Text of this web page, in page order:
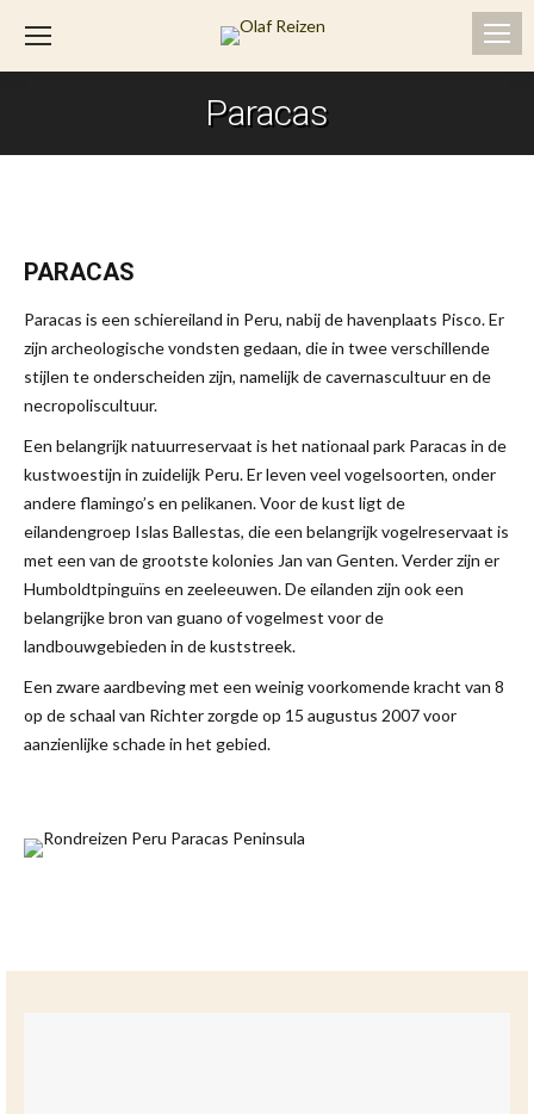
Paracas
Je bent hier:
PARACAS
Paracas is een schiereiland in Peru, nabij de havenplaats Pisco. Er
zijn archeologische vondsten gedaan, die in twee verschillende
stijlen te onderscheiden zijn, namelijk de cavernascultuur en de
necropoliscultuur.
Een belangrijk natuurreservaat is het nationaal park Paracas in de
kustwoestijn in zuidelijk Peru. Er leven veel vogelsoorten, onder
andere flamingo’s en pelikanen. Voor de kust ligt de
eilandengroep Islas Ballestas, die een belangrijk vogelreservaat is
met een van de grootste kolonies Jan van Genten. Verder zijn er
Humboldtpinguïns en zeeleeuwen. De eilanden zijn ook een
belangrijke bron van guano of vogelmest voor de
landbouwgebieden in de kuststreek.
Een zware aardbeving met een weinig voorkomende kracht van 8
op de schaal van Richter zorgde op 15 augustus 2007 voor
aanzienlijke schade in het gebied.